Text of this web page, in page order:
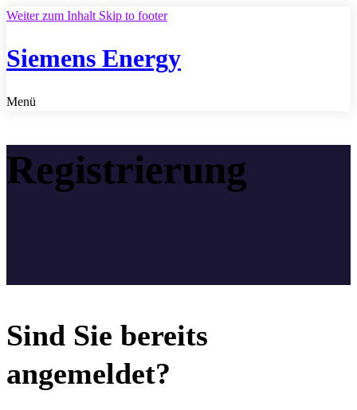
Weiter zum Inhalt Skip to footer
Siemens Energy
Menü
Registrierung
Sind Sie bereits
angemeldet?